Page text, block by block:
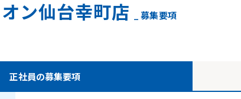
ン仙台幸町店 _ 募集要項
正社員の募集要項